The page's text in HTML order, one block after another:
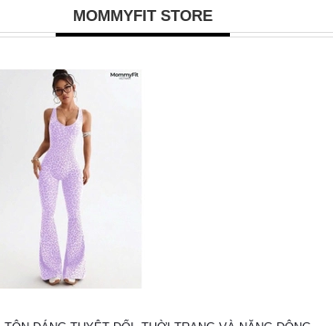
MOMMYFIT STORE